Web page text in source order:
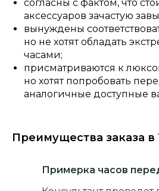
согласны с фактом, что
аксессуаров зачастую
вынуждены
но не хотят обладать
часами;
присматриваются к
но хотят попробовать
аналогичные доступные
Преимущества заказа в
Примерка часов